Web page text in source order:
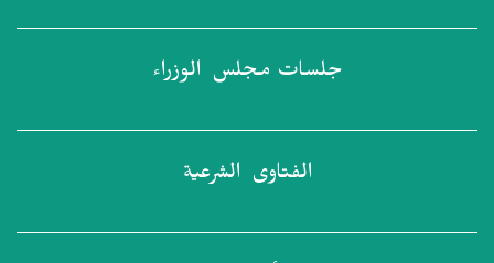
جلسات مجلس الوزراء
الفتاوى الشرعية